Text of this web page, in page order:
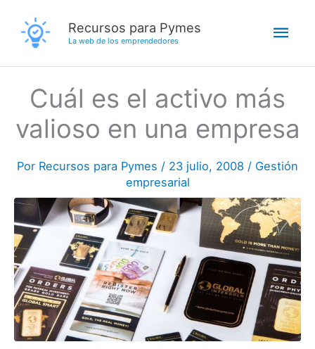
contenido
Recursos para Pymes
La web de los emprendedores
Cuál es el activo más
valioso en una empresa
Por Recursos para Pymes / 23 julio, 2008 / Gestión
empresarial